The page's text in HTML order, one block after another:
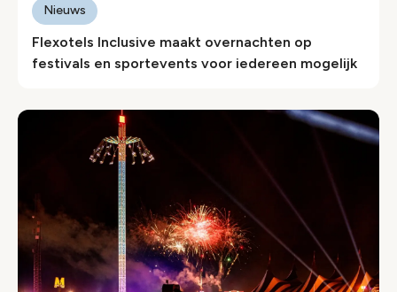
Flexotels Inclusive maakt overnachten op
festivals en sportevents voor iedereen mogelijk
Nieuws